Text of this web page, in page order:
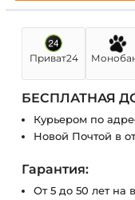
Приват24
БЕСПЛАТНАЯ
Курьером по
Новой Почтой в
Гарантия:
От 5 до 50 лет на